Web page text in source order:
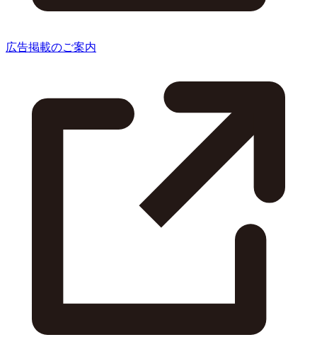
広告掲載のご案内